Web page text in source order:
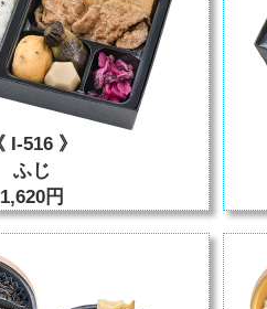
I-516 》
ふじ
1,620円